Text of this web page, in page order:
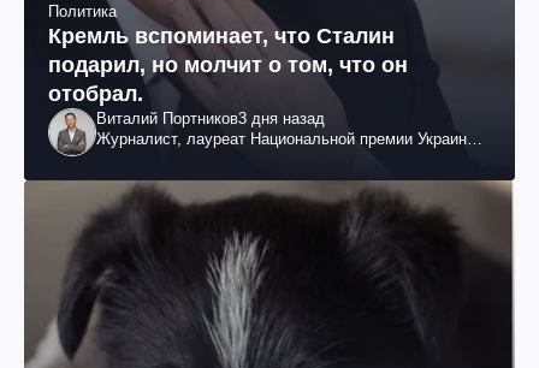
Политика
Кремль вспоминает, что Сталин
подарил, но молчит о том, что он
отобрал.
Виталий Портников3 дня назад
Журналист, лауреат Национальной премии Украины